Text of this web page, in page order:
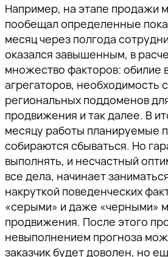
Например, на этапе продажи
пообещал определенные
месяц через полгода
оказался завышенным, в
множество факторов: обилие
агрегаторов, необходимость
региональных поддоменов
продвижения и так далее. В
месяцу работы планируемые
собираются сбываться. Но
выполнять, и несчастный
все дела, начинает
накруткой поведенческих
«серыми» и даже «черными»
продвижения. После этого
невыполнением прогноза
заказчик будет доволен, но